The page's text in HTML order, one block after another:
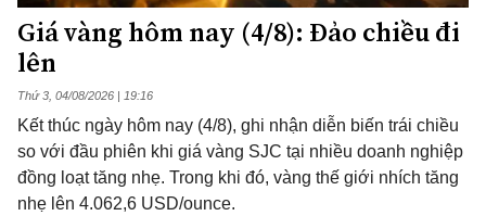
Giá vàng hôm nay (4/8): Đảo chiều đi
lên
Thứ 3, 04/08/2026 | 19:16
Kết thúc ngày hôm nay (4/8), ghi nhận diễn biến trái chiều
so với đầu phiên khi giá vàng SJC tại nhiều doanh nghiệp
đồng loạt tăng nhẹ. Trong khi đó, vàng thế giới nhích tăng
nhẹ lên 4.062,6 USD/ounce.